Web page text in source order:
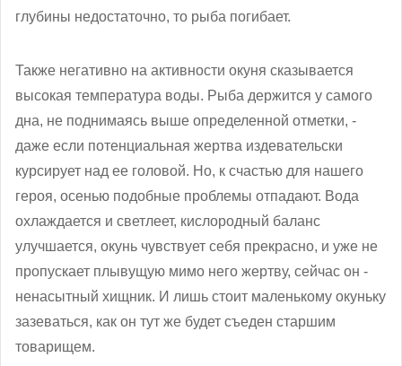
глубины недостаточно, то рыба погибает.
Также негативно на активности окуня сказывается
высокая температура воды. Рыба держится у самого
дна, не поднимаясь выше определенной отметки, -
даже если потенциальная жертва издевательски
курсирует над ее головой. Но, к счастью для нашего
героя, осенью подобные проблемы отпадают. Вода
охлаждается и светлеет, кислородный баланс
улучшается, окунь чувствует себя прекрасно, и уже не
пропускает плывущую мимо него жертву, сейчас он -
ненасытный хищник. И лишь стоит маленькому окуньку
зазеваться, как он тут же будет съеден старшим
товарищем.